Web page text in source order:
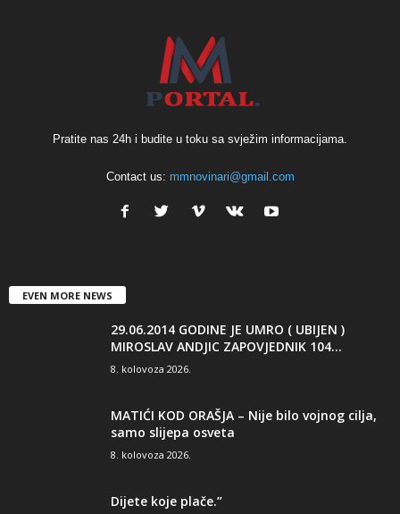
Pratite nas 24h i budite u toku sa svježim informacijama.
Contact us: mmnovinari@gmail.com
EVEN MORE NEWS
29.06.2014 GODINE JE UMRO ( UBIJEN )
MIROSLAV ANDJIC ZAPOVJEDNIK 104...
8. kolovoza 2026.
MATIĆI KOD ORAŠJA – Nije bilo vojnog cilja,
samo slijepa osveta
8. kolovoza 2026.
Dijete koje plače.”